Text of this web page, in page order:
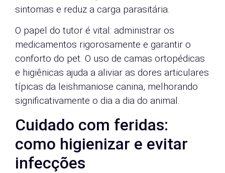
sintomas e reduz a carga parasitária.
O papel do tutor é vital: administrar os
medicamentos rigorosamente e garantir o
conforto do pet. O uso de camas ortopédicas
e higiênicas ajuda a aliviar as dores articulares
típicas da leishmaniose canina, melhorando
significativamente o dia a dia do animal.
Cuidado com feridas:
como higienizar e evitar
infecções